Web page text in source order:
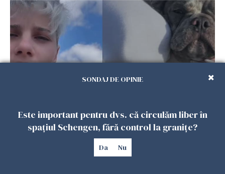
Ce a pățit o româncă în timp ce își plimba
câinele în Germania. Mesajul ei a stârnit
SONDAJ DE OPINIE
Este important pentru dvs. că circulăm liber în
spațiul Schengen, fără control la granițe?
Da Nu